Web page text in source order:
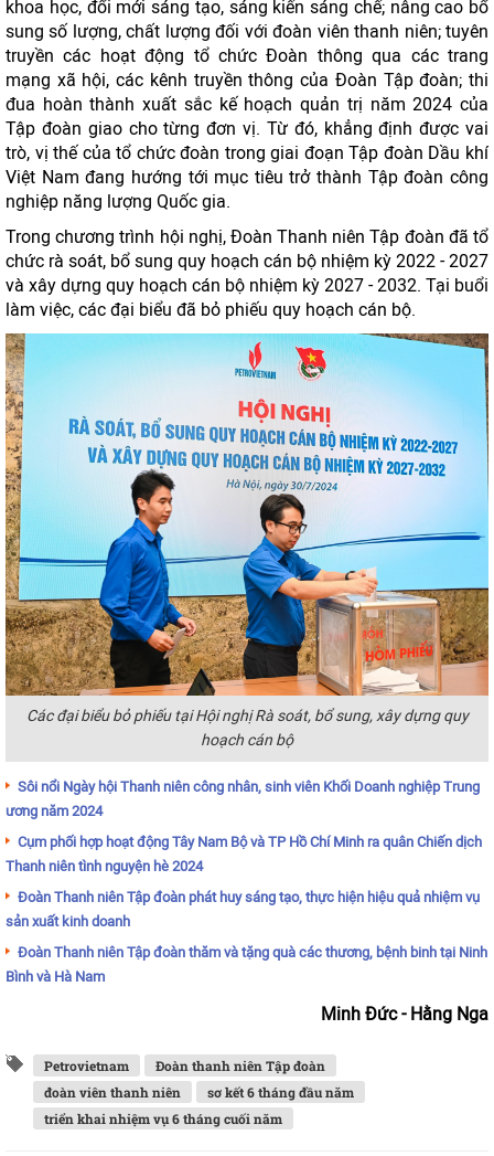
khoa học, đổi mới sáng tạo, sáng kiến sáng chế; nâng cao bổ
sung số lượng, chất lượng đối với đoàn viên thanh niên; tuyên
truyền các hoạt động tổ chức Đoàn thông qua các trang
mạng xã hội, các kênh truyền thông của Đoàn Tập đoàn; thi
đua hoàn thành xuất sắc kế hoạch quản trị năm 2024 của
Tập đoàn giao cho từng đơn vị. Từ đó, khẳng định được vai
trò, vị thế của tổ chức đoàn trong giai đoạn Tập đoàn Dầu khí
Việt Nam đang hướng tới mục tiêu trở thành Tập đoàn công
nghiệp năng lượng Quốc gia.
Trong chương trình hội nghị, Đoàn Thanh niên Tập đoàn đã tổ
chức rà soát, bổ sung quy hoạch cán bộ nhiệm kỳ 2022 - 2027
và xây dựng quy hoạch cán bộ nhiệm kỳ 2027 - 2032. Tại buổi
làm việc, các đại biểu đã bỏ phiếu quy hoạch cán bộ.
Các đại biểu bỏ phiếu tại Hội nghị Rà soát, bổ sung, xây dựng quy
hoạch cán bộ
Sôi nổi Ngày hội Thanh niên công nhân, sinh viên Khối Doanh nghiệp Trung
ương năm 2024
Cụm phối hợp hoạt động Tây Nam Bộ và TP Hồ Chí Minh ra quân Chiến dịch
Thanh niên tình nguyện hè 2024
Đoàn Thanh niên Tập đoàn phát huy sáng tạo, thực hiện hiệu quả nhiệm vụ
sản xuất kinh doanh
Đoàn Thanh niên Tập đoàn thăm và tặng quà các thương, bệnh binh tại Ninh
Bình và Hà Nam
Minh Đức - Hằng Nga
Petrovietnam
Đoàn thanh niên Tập đoàn
đoàn viên thanh niên
sơ kết 6 tháng đầu năm
triển khai nhiệm vụ 6 tháng cuối năm